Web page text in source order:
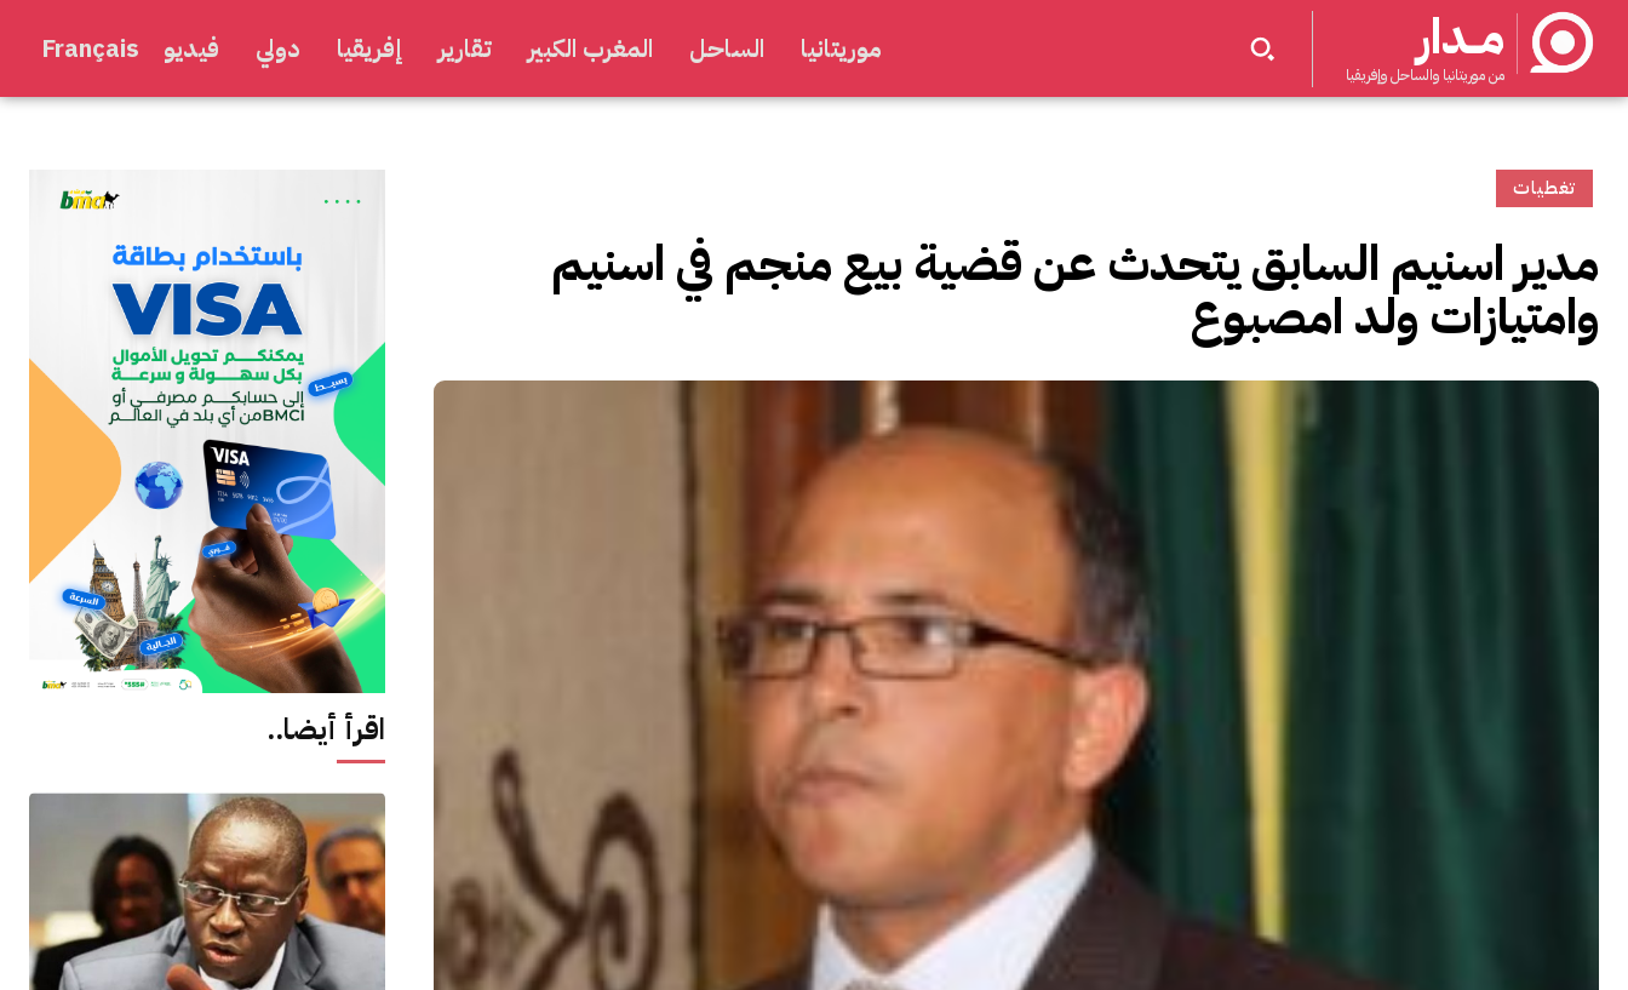
مــدار
من موريتانيا والساحل وإفريقيا
موريتانيا الساحل المغرب الكبير تقارير إفريقيا دولي فيديو Français
اقرأ أيضا..
تغطيات
مدير اسنيم السابق يتحدث عن قضية بيع منجم في اسنيم
وامتيازات ولد امصبوع